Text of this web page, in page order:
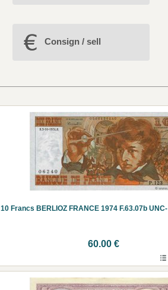
Consign / sell
10 Francs BERLIOZ FRANCE 1974 F.63.07b UNC-
60.00 €